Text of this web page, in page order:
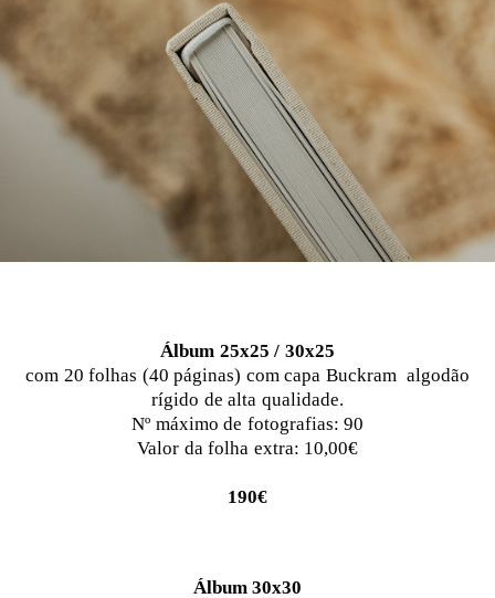
Álbum 25x25 / 30x25
com 20 folhas (40 páginas) com capa Buckram algodão
rígido de alta qualidade.
Nº máximo de fotografias: 90
Valor da folha extra: 10,00€
190€
Álbum 30x30